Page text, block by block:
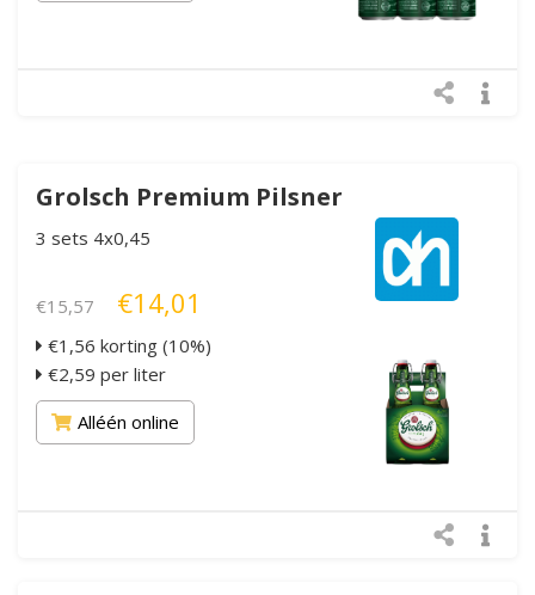
Grolsch Premium Pilsner
3 sets 4x0,45
€15,57 €14,01
€1,56 korting (10%)
€2,59 per liter
Alléén online